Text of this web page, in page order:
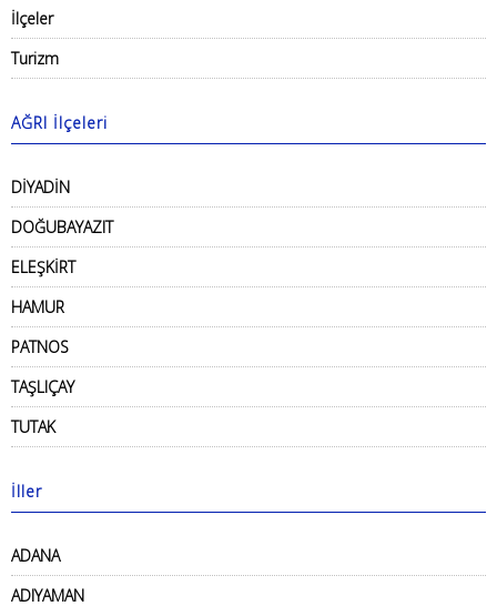
İlçeler
Turizm
AĞRI İlçeleri
DİYADİN
DOĞUBAYAZIT
ELEŞKİRT
HAMUR
PATNOS
TAŞLIÇAY
TUTAK
İller
ADANA
ADIYAMAN